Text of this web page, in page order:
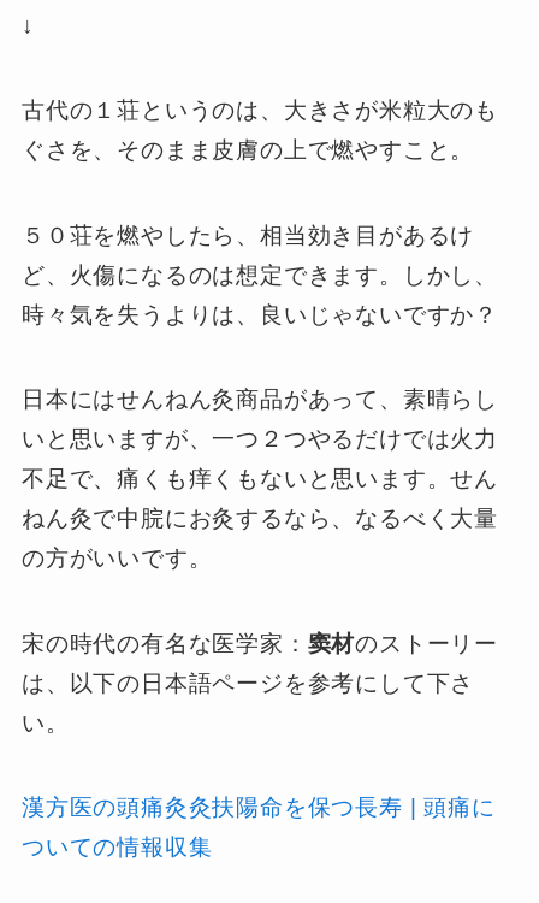
↓
古代の１荘というのは、大きさが米粒大のも
ぐさを、そのまま皮膚の上で燃やすこと。
５０荘を燃やしたら、相当効き目があるけ
ど、火傷になるのは想定できます。しかし、
時々気を失うよりは、良いじゃないですか？
日本にはせんねん灸商品があって、素晴らし
いと思いますが、一つ２つやるだけでは火力
不足で、痛くも痒くもないと思います。せん
ねん灸で中脘にお灸するなら、なるべく大量
の方がいいです。
宋の時代の有名な医学家： 窦材のストーリー
は、以下の日本語ページを参考にして下さ
い。
漢方医の頭痛灸灸扶陽命を保つ長寿 | 頭痛に
ついての情報収集